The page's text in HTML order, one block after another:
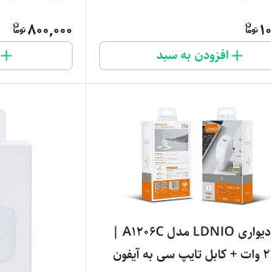
افزودن به سبد
800,000
شارژر دیواری LDNIO مدل A1206C |